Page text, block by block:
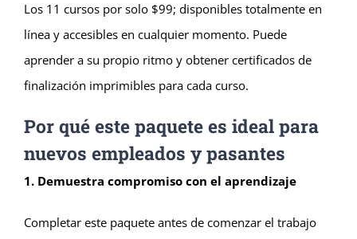
Los 11 cursos por solo $99; disponibles totalmente en
línea y accesibles en cualquier momento. Puede
aprender a su propio ritmo y obtener certificados de
finalización imprimibles para cada curso.
Por qué este paquete es ideal para
nuevos empleados y pasantes
1. Demuestra compromiso con el aprendizaje
Completar este paquete antes de comenzar el trabajo